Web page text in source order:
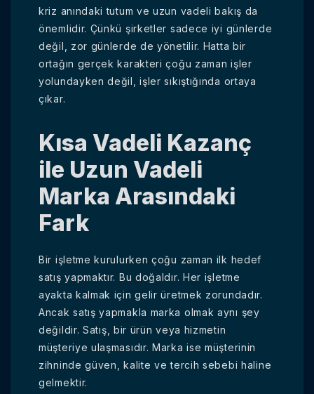
kriz anındaki tutum ve uzun vadeli bakış da
önemlidir. Çünkü şirketler sadece iyi günlerde
değil, zor günlerde de yönetilir. Hatta bir
ortağın gerçek karakteri çoğu zaman işler
yolundayken değil, işler sıkıştığında ortaya
çıkar.
Kısa Vadeli Kazanç
ile Uzun Vadeli
Marka Arasındaki
Fark
Bir işletme kurulurken çoğu zaman ilk hedef
satış yapmaktır. Bu doğaldır. Her işletme
ayakta kalmak için gelir üretmek zorundadır.
Ancak satış yapmakla marka olmak aynı şey
değildir. Satış, bir ürün veya hizmetin
müşteriye ulaşmasıdır. Marka ise müşterinin
zihninde güven, kalite ve tercih sebebi haline
gelmektir.